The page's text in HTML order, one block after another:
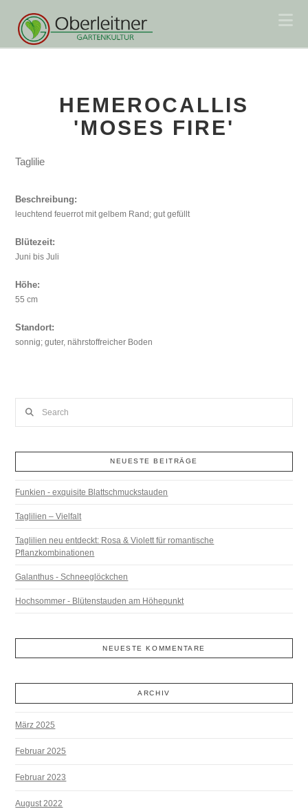
HEMEROCALLIS
'MOSES FIRE'
Taglilie
Beschreibung:
leuchtend feuerrot mit gelbem Rand; gut gefüllt
Blütezeit:
Juni bis Juli
Höhe:
55 cm
Standort:
sonnig; guter, nährstoffreicher Boden
NEUESTE BEITRÄGE
Funkien - exquisite Blattschmuckstauden
Taglilien – Vielfalt
Taglilien neu entdeckt: Rosa & Violett für romantische
Pflanzkombinationen
Galanthus - Schneeglöckchen
Hochsommer - Blütenstauden am Höhepunkt
NEUESTE KOMMENTARE
ARCHIV
März 2025
Februar 2025
Februar 2023
August 2022